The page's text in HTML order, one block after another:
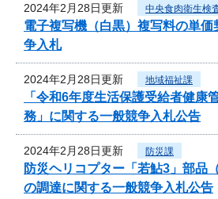
2024年2月28日更新 中央食肉衛生検
電子複写機（白黒）複写料の単
争入札
2024年2月28日更新 地域福祉課
「令和6年度生活保護受給者健康
務」に関する一般競争入札公告
2024年2月28日更新 防災課
防災ヘリコプター「若鮎3」部品
の調達に関する一般競争入札公告